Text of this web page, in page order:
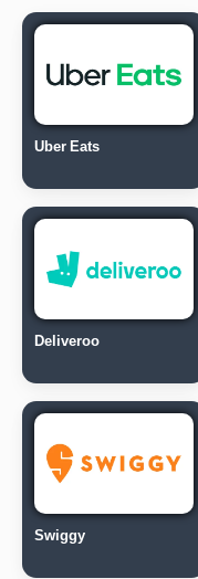
Uber Eats
Deliveroo
Swiggy